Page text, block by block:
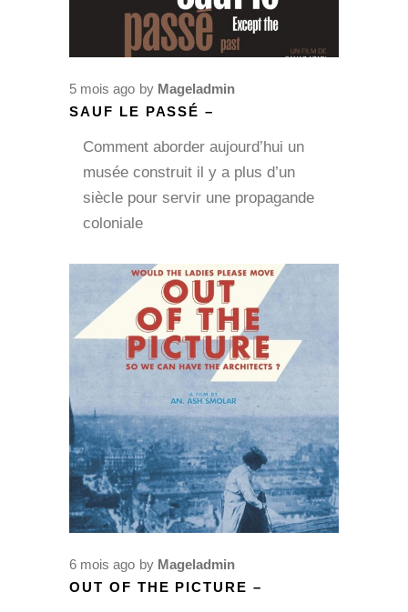
5 mois ago by Mageladmin
SAUF LE PASSÉ –
Comment aborder aujourd’hui un
musée construit il y a plus d’un
siècle pour servir une propagande
coloniale
6 mois ago by Mageladmin
OUT OF THE PICTURE –